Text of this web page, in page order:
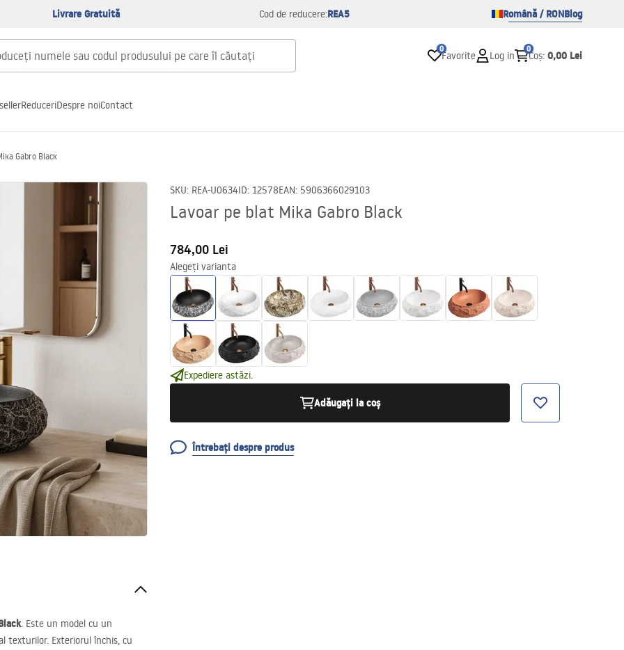
Livrare Gratuită Cod de reducere:REA5 Română / RONBlog
0
Favorite Log in
0
Coș: 0,00 Lei
ReduceriDespre noiContact
Gabro Black
SKU: REA-U0634ID: 12578EAN: 5906366029103
Lavoar pe blat Mika Gabro Black
784,00 Lei
Alegeți varianta
Expediere astăzi.
Adăugați la coș
Întrebați despre produs
. Este un model cu un
texturilor. Exteriorul închis, cu